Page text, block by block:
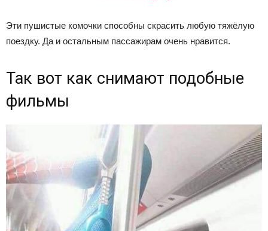
Эти пушистые комочки способны скрасить любую тяжёлую
поездку. Да и остальным пассажирам очень нравится.
Так вот как снимают подобные
фильмы